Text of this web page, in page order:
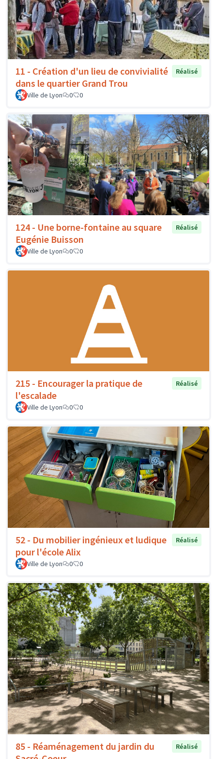
11 - Création d'un lieu de convivialité
dans le quartier Grand Trou
Réalisé
Ville de Lyon 0 0
124 - Une borne-fontaine au square
Eugénie Buisson
Réalisé
Ville de Lyon 0 0
215 - Encourager la pratique de
l'escalade
Réalisé
Ville de Lyon 0 0
52 - Du mobilier ingénieux et ludique
pour l'école Alix
Réalisé
Ville de Lyon 0 0
85 - Réaménagement du jardin du
Réalisé